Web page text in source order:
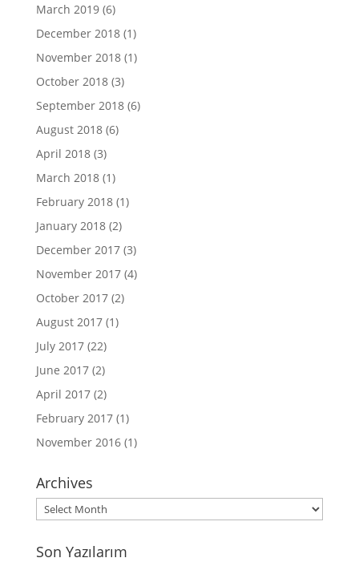
March 2019(6)
December 2018(1)
November 2018(1)
October 2018(3)
September 2018(6)
August 2018(6)
April 2018(3)
March 2018(1)
February 2018(1)
January 2018(2)
December 2017(3)
November 2017(4)
October 2017(2)
August 2017(1)
July 2017(22)
June 2017(2)
April 2017(2)
February 2017(1)
November 2016(1)
Archives
Archives
Son Yazılarım